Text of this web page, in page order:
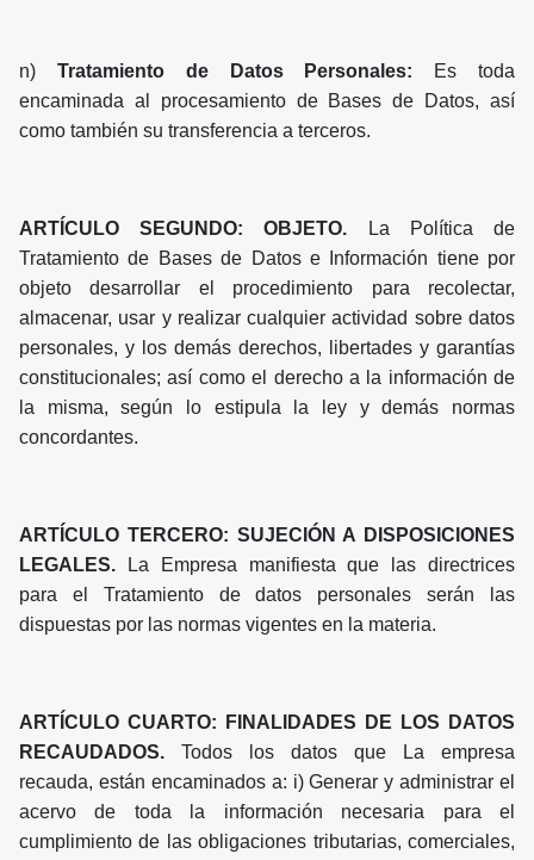
n) Tratamiento de Datos Personales:
Es toda
encaminada al procesamiento de Bases de Datos, así
como también su transferencia a terceros.
ARTÍCULO SEGUNDO: OBJETO.
La Política de
Tratamiento de Bases de Datos e Información tiene por
objeto desarrollar el procedimiento para recolectar,
almacenar, usar y realizar cualquier actividad sobre datos
personales, y los demás derechos, libertades y garantías
constitucionales; así como el derecho a la información de
la misma, según lo estipula la ley y demás normas
concordantes.
ARTÍCULO TERCERO: SUJECIÓN A DISPOSICIONES
LEGALES.
La Empresa manifiesta que las directrices
para el Tratamiento de datos personales serán las
dispuestas por las normas vigentes en la materia.
ARTÍCULO CUARTO: FINALIDADES DE LOS DATOS
RECAUDADOS. Todos los datos que La empresa
recauda, están encaminados a: i) Generar y administrar el
acervo de toda la información necesaria para el
cumplimiento de las obligaciones tributarias, comerciales,